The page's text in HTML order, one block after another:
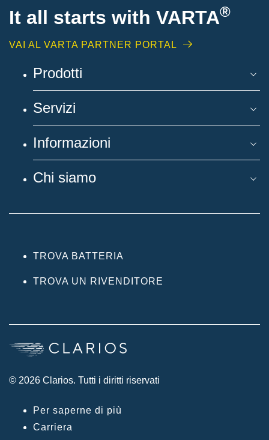
It all starts with VARTA®
VAI AL VARTA PARTNER PORTAL
Prodotti
Servizi
Informazioni
Chi siamo
TROVA BATTERIA
TROVA UN RIVENDITORE
© 2026 Clarios. Tutti i diritti riservati
Per saperne di più
Carriera